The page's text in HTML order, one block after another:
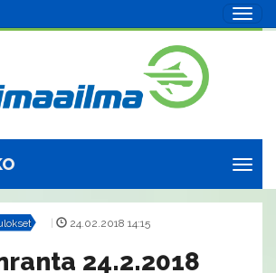
24.02.2018 14:15
24.2.2018